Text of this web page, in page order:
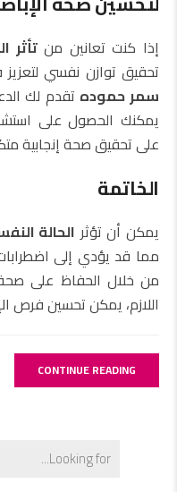
إذا كنت تعانين منتأثر
تحقيق توازن نفسي
سمر حموده تقدم لك
يمكنك الحصول على
على تحقيق صحة إنجابية
الخاتمة
يمكن أن تؤثر الحالة
مما قد يؤدي إلى
من خلال الحفاظ على
اللازم، يمكن تحسين فرص
CONTINUE READING